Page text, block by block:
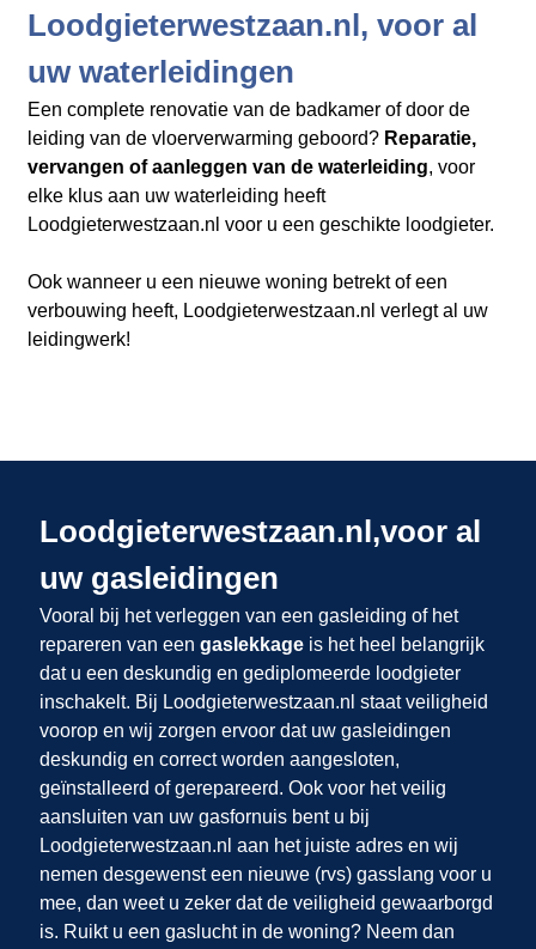
Loodgieterwestzaan.nl, voor al
uw waterleidingen
Een complete renovatie van de badkamer of door de
leiding van de vloerverwarming geboord? Reparatie,
vervangen of aanleggen van de waterleiding, voor
elke klus aan uw waterleiding heeft
Loodgieterwestzaan.nl​​​​​​​ voor u een geschikte loodgieter.
Ook wanneer u een nieuwe woning betrekt of een
verbouwing heeft, Loodgieterwestzaan.nl verlegt al uw
leidingwerk!
Loodgieterwestzaan.nl,voor al
uw gasleidingen
Vooral bij het verleggen van een gasleiding of het
repareren van een gaslekkageis het heel belangrijk
dat u een deskundig en gediplomeerde loodgieter
inschakelt. Bij Loodgieterwestzaan.nl staat veiligheid
voorop en wij zorgen ervoor dat uw gasleidingen
deskundig en correct worden aangesloten,
geïnstalleerd of gerepareerd. Ook voor het veilig
aansluiten van uw gasfornuis bent u bij
Loodgieterwestzaan.nl aan het juiste adres en wij
nemen desgewenst een nieuwe (rvs) gasslang voor u
mee, dan weet u zeker dat de veiligheid gewaarborgd
is. Ruikt u een gaslucht in de woning? Neem dan